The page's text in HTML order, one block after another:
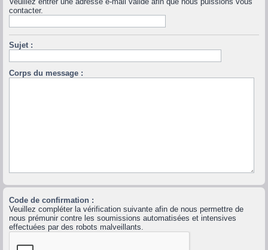
contacter.
Sujet :
Corps du message :
Code de confirmation :
Veuillez compléter la vérification suivante afin de nous permettre de
nous prémunir contre les soumissions automatisées et intensives
effectuées par des robots malveillants.